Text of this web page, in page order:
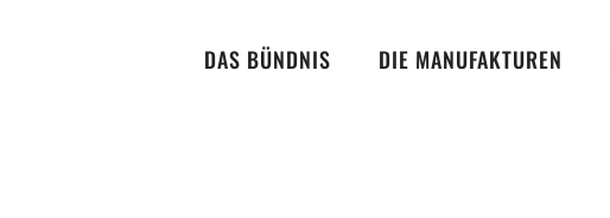
DAS BÜNDNIS DIE MANUFAKTUREN